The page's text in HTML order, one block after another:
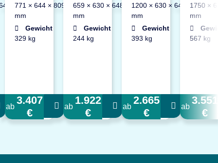
771 × 644 × 809
mm
Gewicht
329 kg
ab
3.407
€
659 × 630 × 648
mm
Gewicht
244 kg
ab
1.922
€
1200 × 630 × 648
mm
Gewicht
393 kg
ab
2.665
€
1750 ×
mm
567 kg
ab
3.551
€